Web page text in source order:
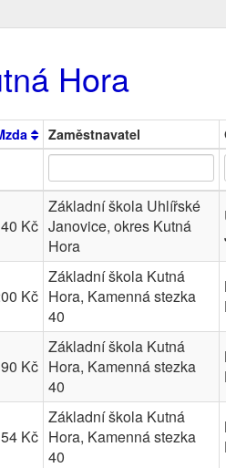
Hora
Zaměstnavatel
Kč
Základní škola Uhlířské
Janovice, okres Kutná
Hora
Kč
Základní škola Kutná
Hora, Kamenná stezka
40
Kč
Základní škola Kutná
Hora, Kamenná stezka
40
Kč
Základní škola Kutná
Hora, Kamenná stezka
40